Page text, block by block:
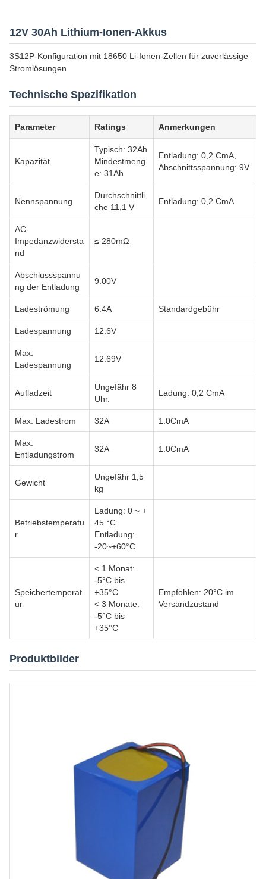
12V 30Ah Lithium-Ionen-Akkus
3S12P-Konfiguration mit 18650 Li-Ionen-Zellen für zuverlässige
Stromlösungen
Technische Spezifikation
Parameter Ratings Anmerkungen
Kapazität
Typisch: 32Ah
Mindestmeng
e: 31Ah
Entladung: 0,2 CmA,
Abschnittsspannung: 9V
Nennspannung
Durchschnittli
che 11,1 V
Entladung: 0,2 CmA
AC-
Impedanzwidersta
nd
≤ 280mΩ
Abschlussspannu
ng der Entladung
9.00V
Ladeströmung 6.4A Standardgebühr
Ladespannung 12.6V
Max.
Ladespannung
12.69V
Aufladzeit
Ungefähr 8
Uhr.
Ladung: 0,2 CmA
Max. Ladestrom 32A 1.0CmA
Max.
Entladungstrom
32A 1.0CmA
Gewicht
Ungefähr 1,5
kg
Betriebstemperatu
r
Ladung: 0 ~ +
45 °C
Entladung:
-20~+60°C
Speichertemperat
ur
< 1 Monat:
-5°C bis
+35°C
< 3 Monate:
-5°C bis
+35°C
Empfohlen: 20°C im
Versandzustand
Produktbilder